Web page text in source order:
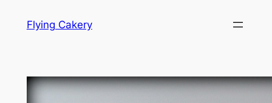
Flying Cakery